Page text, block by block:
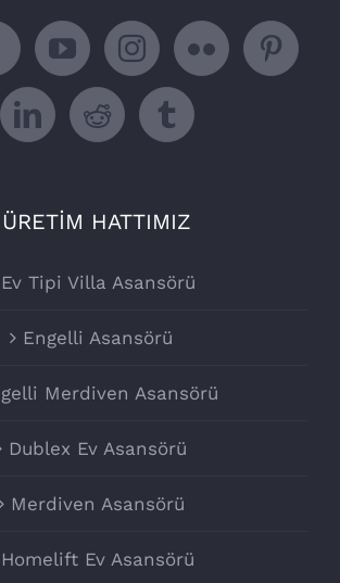
ÜRETİM HATTIMIZ
Ev Tipi Villa Asansörü
Engelli Asansörü
Merdiven Asansörü
Dublex Ev Asansörü
Merdiven Asansörü
Homelift Ev Asansörü